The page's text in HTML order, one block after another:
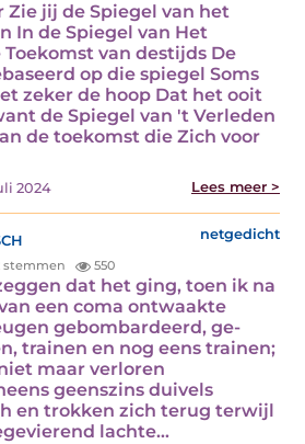
Zie jij de Spiegel van het
In de Spiegel van Het
van destijds De
op die spiegel Soms
zeker de hoop Dat het ooit
de Spiegel van 't Verleden
de toekomst die Zich voor
2024 Lees meer >
netgedicht
stemmen 550
dat het ging, toen ik na
een coma ontwaakte
gebombardeerd, ge-
trainen en nog eens trainen;
maar verloren
geenszins duivels
en trokken zich terug terwijl
lachte…